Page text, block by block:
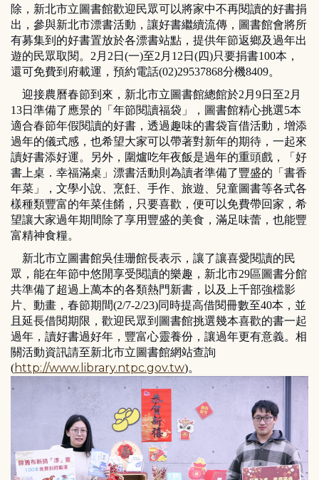
除，新北市立圖書館歡迎民眾可以將家中不再閱讀的好書捐
出，參與新北市漂書活動，讓好書繼續流傳，圖書館會將所
有募集到的好書置放於各漂書站點，提供年節返鄉及過年出
遊的民眾取閱。2月2日(一)至2月12日(四)只要捐書100本，
還可免費到府載運，預約電話(02)29537868分機8409。
迎接農曆春節到來，新北市立圖書館總館於2月9日至2月
13日準備了應景的「年節閱讀福袋」，圖書館精心挑選5本
適合春節年假閱讀的好書，透過趣味的書袋盲借活動，增添
過年的儀式感，也希望大家可以帶著對新年的期待，一起來
讀好書添好運。另外，圍爐吃年夜飯是過年的重頭戲，「好
書上桌．幸福滿桌」漂書活動則為讀者準備了豐盛的「書香
年菜」，文學小說、烹飪、手作、旅遊、兒童圖書等各式各
樣種類豐富的年菜佳餚，只要喜歡，便可以免費帶回家，希
望讓大家過年期間除了享用豐盛的美食，滿足味蕾，也能豐
富精神食糧。
新北市立圖書館吳佳珊館長表示，讓了讓喜愛閱讀的民
眾，能在年節中悠閒享受閱讀的樂趣，新北市29區圖書分館
共準備了超過上萬本的各類熱門新書，以及上千部強檔影
片、動畫，春節期間(2/7-2/23)同時提高借閱冊數至40本，並
且延長借閱期限，歡迎民眾到圖書館挑選幾本喜歡的書一起
過年，讀好書過好年，豐富心靈養份，讓過年更有意義。相
關活動資訊請至新北市立圖書館網站查詢
(http://www.library.ntpc.gov.tw)。